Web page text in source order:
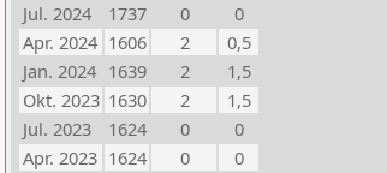
Jul. 2024
1737 0
0
Apr. 2024 1606 2
0,5
Jan. 2024 1639 2
1,5
Okt. 2023 1630 2
1,5
Jul. 2023
1624 0
0
Apr. 2023 1624 0
0